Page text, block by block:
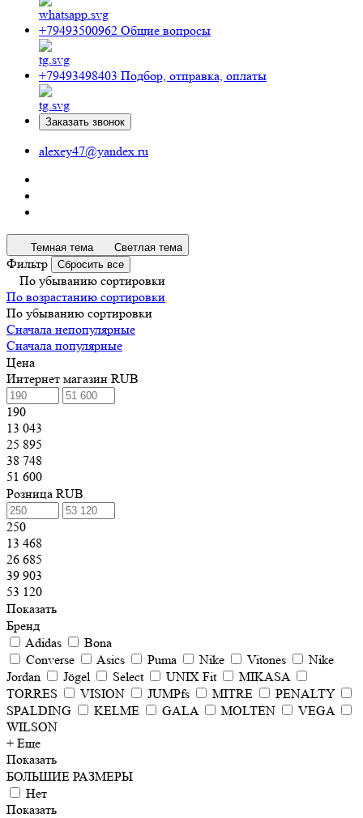
+79493500962 Общие вопросы
+79493498403 Подбор, отправка, оплаты
Заказать звонок
alexey47@yandex.ru
Темная тема Светлая тема
Фильтр Сбросить все
По убыванию сортировки
По возрастанию сортировки
По убыванию сортировки
Сначала непопулярные
Сначала популярные
Цена
Интернет магазин RUB
190
13 043
25 895
38 748
51 600
Розница RUB
250
13 468
26 685
39 903
53 120
Показать
Бренд
Adidas
Bona
Converse
Asics Puma Nike Vitones
Nike
Jordan
Jögel Select UNIX Fit
MIKASA
TORRES
VISION JUMPfs MITRE
PENALTY
SPALDING
KELME GALA MOLTEN
VEGA
WILSON
+ Еще
Показать
БОЛЬШИЕ РАЗМЕРЫ
Нет
Показать